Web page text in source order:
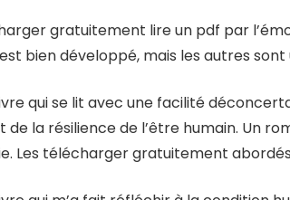
gratuitement lire un pdf par
bien développé, mais les autres
qui se lit avec une facilité
de la résilience de l’être humain. Un
Les télécharger gratuitement